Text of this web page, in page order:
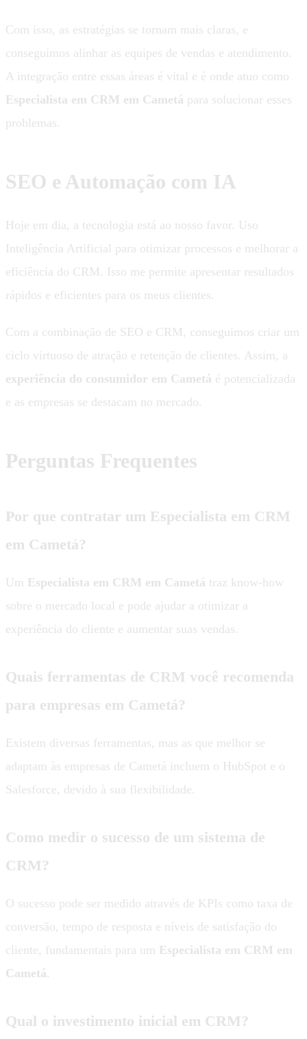
Com isso, as estratégias se tornam mais claras, e
conseguimos alinhar as equipes de vendas e atendimento.
A integração entre essas áreas é vital e é onde atuo como
Especialista em CRM em Cametá para solucionar esses
problemas.
SEO e Automação com IA
Hoje em dia, a tecnologia está ao nosso favor. Uso
Inteligência Artificial para otimizar processos e melhorar a
eficiência do CRM. Isso me permite apresentar resultados
rápidos e eficientes para os meus clientes.
Com a combinação de SEO e CRM, conseguimos criar um
ciclo virtuoso de atração e retenção de clientes. Assim, a
experiência do consumidor em Cametá é potencializada
e as empresas se destacam no mercado.
Perguntas Frequentes
Por que contratar um Especialista em CRM
em Cametá?
Um Especialista em CRM em Cametá traz know-how
sobre o mercado local e pode ajudar a otimizar a
experiência do cliente e aumentar suas vendas.
Quais ferramentas de CRM você recomenda
para empresas em Cametá?
Existem diversas ferramentas, mas as que melhor se
adaptam às empresas de Cametá incluem o HubSpot e o
Salesforce, devido à sua flexibilidade.
Como medir o sucesso de um sistema de
CRM?
O sucesso pode ser medido através de KPIs como taxa de
conversão, tempo de resposta e níveis de satisfação do
cliente, fundamentais para um Especialista em CRM em
Cametá.
Qual o investimento inicial em CRM?